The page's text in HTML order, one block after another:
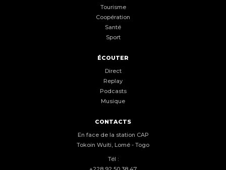
Tourisme
Coopération
Santé
Sport
ÉCOUTER
Direct
Replay
Podcasts
Musique
CONTACTS
En face de la station CAP
Tokoin Wuiti, Lomé - Togo
Tél :